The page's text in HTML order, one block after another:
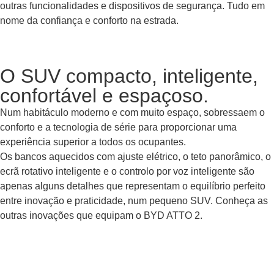
outras funcionalidades e dispositivos de segurança. Tudo em
nome da confiança e conforto na estrada.
O SUV compacto, inteligente,
confortável e espaçoso.
Num habitáculo moderno e com muito espaço, sobressaem o
conforto e a tecnologia de série para proporcionar uma
experiência superior a todos os ocupantes.
Os bancos aquecidos com ajuste elétrico, o teto panorâmico, o
ecrã rotativo inteligente e o controlo por voz inteligente são
apenas alguns detalhes que representam o equilíbrio perfeito
entre inovação e praticidade, num pequeno SUV. Conheça as
outras inovações que equipam o BYD ATTO 2.